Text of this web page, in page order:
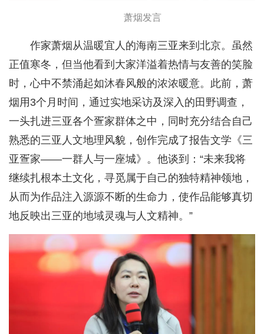
萧烟发言
作家萧烟从温暖宜人的海南三亚来到北京。虽然
正值寒冬，但当他看到大家洋溢着热情与友善的笑脸
时，心中不禁涌起如沐春风般的浓浓暖意。此前，萧
烟用3个月时间，通过实地采访及深入的田野调查，
一头扎进三亚各个疍家群体之中，同时充分结合自己
熟悉的三亚人文地理风貌，创作完成了报告文学《三
亚疍家——一群人与一座城》。他谈到：“未来我将
继续扎根本土文化，寻觅属于自己的独特精神领地，
从而为作品注入源源不断的生命力，使作品能够真切
地反映出三亚的地域灵魂与人文精神。”